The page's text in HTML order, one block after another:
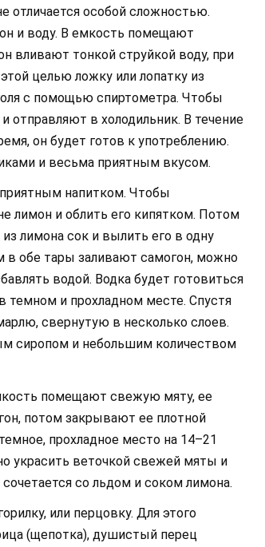
отличается особой сложностью.
и воду. В емкость помещают
вливают тонкой струйкой воду, при
целью ложку или лопатку из
с помощью спиртометра. Чтобы
отправляют в холодильник. В течение
он будет готов к употреблению.
и весьма приятным вкусом.
напитком. Чтобы
лимон и облить его кипятком. Потом
лимона сок и вылить его в одну
в обе тары заливают самогон, можно
водой. Водка будет готовиться
темном и прохладном месте. Спустя
свернутую в несколько слоев.
сиропом и небольшим количеством
помещают свежую мяту, ее
потом закрывают ее плотной
прохладное место на 14–21
украсить веточкой свежей мяты и
со льдом и соком лимона.
или перцовку. Для этого
(щепотка), душистый перец